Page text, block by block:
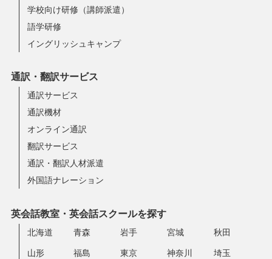
学校向け研修（講師派遣）
語学研修
イングリッシュキャンプ
通訳・翻訳サービス
通訳サービス
通訳機材
オンライン通訳
翻訳サービス
通訳・翻訳人材派遣
外国語ナレーション
英会話教室・英会話スクールを探す
北海道 青森 岩手 宮城 秋田
山形 福島 東京 神奈川 埼玉